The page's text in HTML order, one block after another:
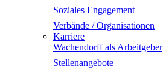
Soziales Engagement
Verbände / Organisationen
Karriere
Wachendorff als Arbeitgeber
Stellenangebote